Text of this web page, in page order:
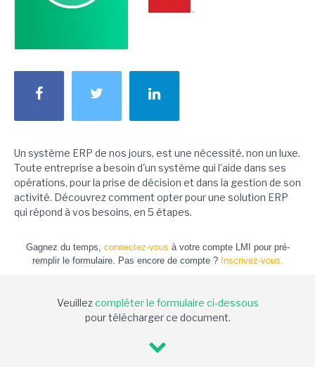
Un système ERP de nos jours, est une nécessité, non un luxe.
Toute entreprise a besoin d'un système qui l'aide dans ses
opérations, pour la prise de décision et dans la gestion de son
activité. Découvrez comment opter pour une solution ERP
qui répond à vos besoins, en 5 étapes.
Gagnez du temps, connectez-vous à votre compte LMI pour pré-
remplir le formulaire. Pas encore de compte ? Inscrivez-vous.
Veuillezcompléter le formulaire ci-dessous
pour télécharger ce document.